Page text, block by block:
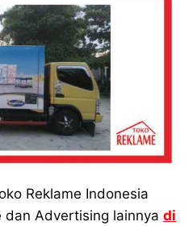
Reklame Indonesia
dan Advertising lainnya di